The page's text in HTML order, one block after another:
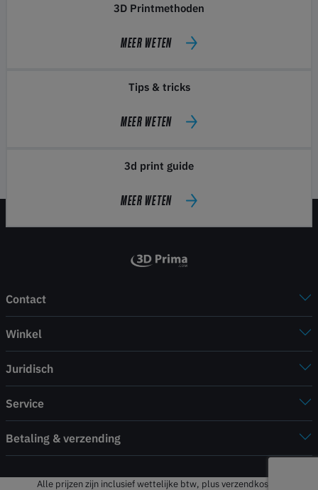
3D Printmethoden
MEER WETEN
Tips & tricks
MEER WETEN
3d print guide
MEER WETEN
Contact
Winkel
Juridisch
Service
Betaling & verzending
Alle prijzen zijn inclusief wettelijke btw, plus verzendkosten